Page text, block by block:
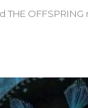
THE